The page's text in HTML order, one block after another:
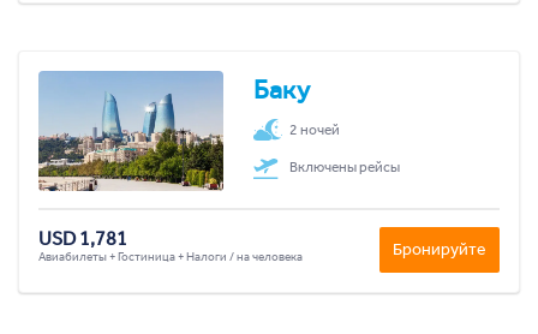
Баку
2 ночей
Включены рейсы
USD 1,781
Авиабилеты + Гостиница + Налоги / на человека Бронируйте